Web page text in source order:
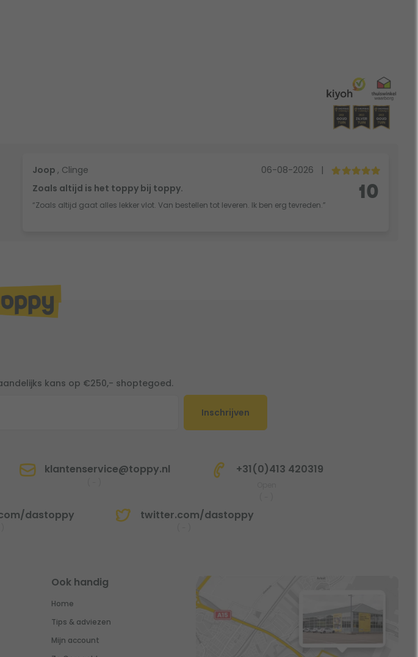
Joop , Clinge 06-08-2026
|
Zoals altijd is het toppy bij toppy.
“Zoals altijd gaat alles lekker vlot. Van bestellen tot leveren. Ik ben erg tevreden.”
10
kans op €250,- shoptegoed.
Inschrijven
klantenservice@toppy.nl +31(0)413 420319
dastoppy twitter.com/dastoppy
Ook handig
Home
Tips & adviezen
Mijn account